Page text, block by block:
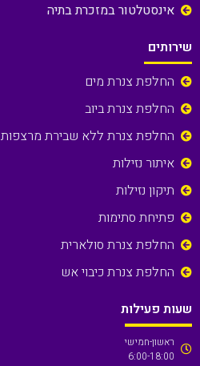
אינסטלטור במזכרת בתיה
שירותים
החלפת צנרת מים
החלפת צנרת ביוב
החלפת צנרת ללא שבירת מרצפות
איתור נזילות
תיקון נזילות
פתיחת סתימות
החלפת צנרת סולארית
החלפת צנרת כיבוי אש
שעות פעילות
ראשון-חמישי
6:00-18:00